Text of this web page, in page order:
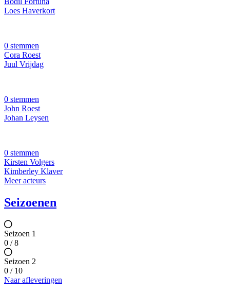
Loes Haverkort
0 stemmen
Cora Roest
Juul Vrijdag
0 stemmen
John Roest
Johan Leysen
0 stemmen
Kirsten Volgers
Kimberley Klaver
Meer acteurs
Seizoenen
Seizoen 1
0 / 8
Seizoen 2
0 / 10
Naar afleveringen